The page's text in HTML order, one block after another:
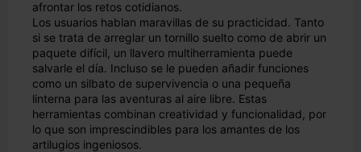
afrontar los retos cotidianos.
Los usuarios hablan maravillas de su practicidad. Tanto
si se trata de arreglar un tornillo suelto como de abrir un
paquete difícil, un llavero multiherramienta puede
salvarle el día. Incluso se le pueden añadir funciones
como un silbato de supervivencia o una pequeña
linterna para las aventuras al aire libre. Estas
herramientas combinan creatividad y funcionalidad, por
lo que son imprescindibles para los amantes de los
artilugios ingeniosos.